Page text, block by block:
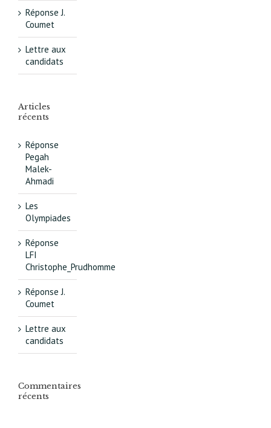
Réponse J.
Coumet
Lettre aux
candidats
Articles
récents
Réponse
Pegah
Malek-
Ahmadi
Les
Olympiades
Réponse
LFI
Christophe_Prudhomme
Réponse J.
Coumet
Lettre aux
candidats
Commentaires
récents